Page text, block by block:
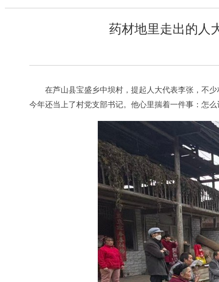
药材地里走出的人
在芦山县宝盛乡中坝村，提起人大代表李张，不
今年还当上了村党支部书记。他心里揣着一件事：怎